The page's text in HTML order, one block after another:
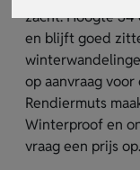
zacht. Hoogte 34
en blijft goed
op aanvraag
Rendiermuts
Winterproof en
vraag een prijs op.